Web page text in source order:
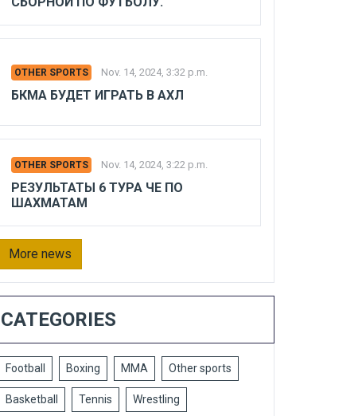
OTHER SPORTS Nov. 14, 2024, 3:32 p.m.
БКМА БУДЕТ ИГРАТЬ В АХЛ
OTHER SPORTS Nov. 14, 2024, 3:22 p.m.
РЕЗУЛЬТАТЫ 6 ТУРА ЧЕ ПО
ШАХМАТАМ
More news
CATEGORIES
Football Boxing MMA Other sports
Basketball Tennis Wrestling